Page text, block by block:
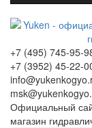
+7 (495) 745-95-
+7 (3952) 45-22-
Официальный
магазин